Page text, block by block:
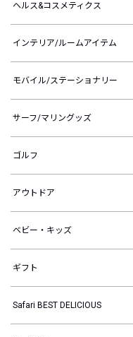
ヘルス&コスメティクス
インテリア/ルームアイテム
モバイル/ステーショナリー
サーフ/マリングッズ
ゴルフ
アウトドア
ベビー・キッズ
ギフト
Safari BEST DELICIOUS